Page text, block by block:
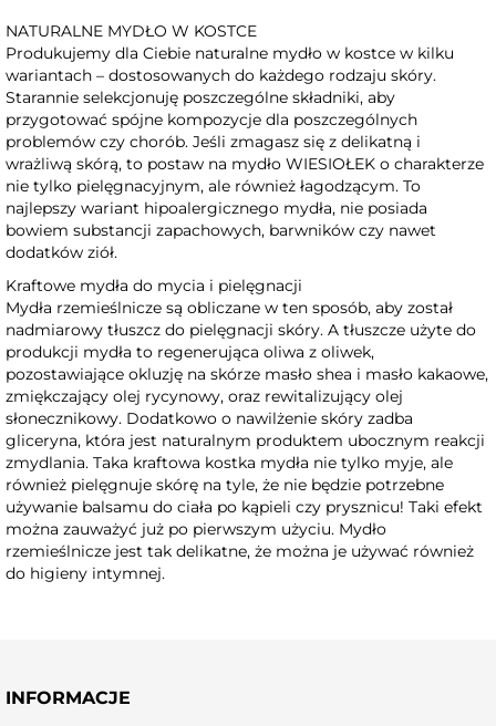
MYDŁO WIESIOŁEK
NATURALNE MYDŁO W KOSTCE
Produkujemy dla Ciebie naturalne mydło w kostce w kilku
wariantach – dostosowanych do każdego rodzaju skóry.
Starannie selekcjonuję poszczególne składniki, aby
przygotować spójne kompozycje dla poszczególnych
problemów czy chorób. Jeśli zmagasz się z delikatną i
wrażliwą skórą, to postaw na mydło WIESIOŁEK o charakterze
nie tylko pielęgnacyjnym, ale również łagodzącym. To
najlepszy wariant hipoalergicznego mydła, nie posiada
bowiem substancji zapachowych, barwników czy nawet
dodatków ziół.
Kraftowe mydła do mycia i pielęgnacji
Mydła rzemieślnicze są obliczane w ten sposób, aby został
nadmiarowy tłuszcz do pielęgnacji skóry. A tłuszcze użyte do
produkcji mydła to regenerująca oliwa z oliwek,
pozostawiające okluzję na skórze masło shea i masło kakaowe,
zmiękczający olej rycynowy, oraz rewitalizujący olej
słonecznikowy. Dodatkowo o nawilżenie skóry zadba
gliceryna, która jest naturalnym produktem ubocznym reakcji
zmydlania. Taka kraftowa kostka mydła nie tylko myje, ale
również pielęgnuje skórę na tyle, że nie będzie potrzebne
używanie balsamu do ciała po kąpieli czy prysznicu! Taki efekt
można zauważyć już po pierwszym użyciu. Mydło
rzemieślnicze jest tak delikatne, że można je używać również
do higieny intymnej.
INFORMACJE